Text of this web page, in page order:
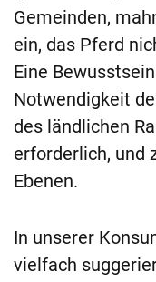
Gemeinden,
ein, das Pferd
Eine
Notwendigkeit
des ländlichen
erforderlich, und
Ebenen.
In unserer
vielfach